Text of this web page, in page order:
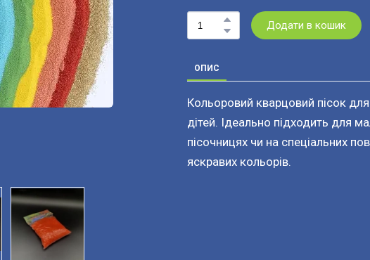
Додати в кошик
ОПИС
Кольоровий кварцовий пісок
дітей. Ідеально підходить для
пісочницях чи на спеціальних
яскравих кольорів.